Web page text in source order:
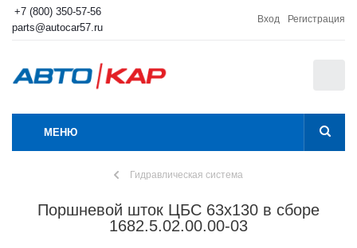
+7 (800) 350-57-56
parts@autocar57.ru
Вход Регистрация
МЕНЮ
Гидравлическая система
Поршневой шток ЦБС 63х130 в сборе
1682.5.02.00.00-03